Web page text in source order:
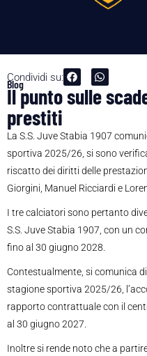
Condividi su:
Blog
Il punto sulle
prestiti
La S.S. Juve Stabia 1907
sportiva 2025/26, si sono
riscatto dei diritti delle
Giorgini, Manuel Ricciardi e
I tre calciatori sono pertanto
S.S. Juve Stabia 1907, con un
fino al 30 giugno 2028.
Contestualmente, si comunica
stagione sportiva 2025/26,
rapporto contrattuale con il
al 30 giugno 2027.
Inoltre si rende noto che a